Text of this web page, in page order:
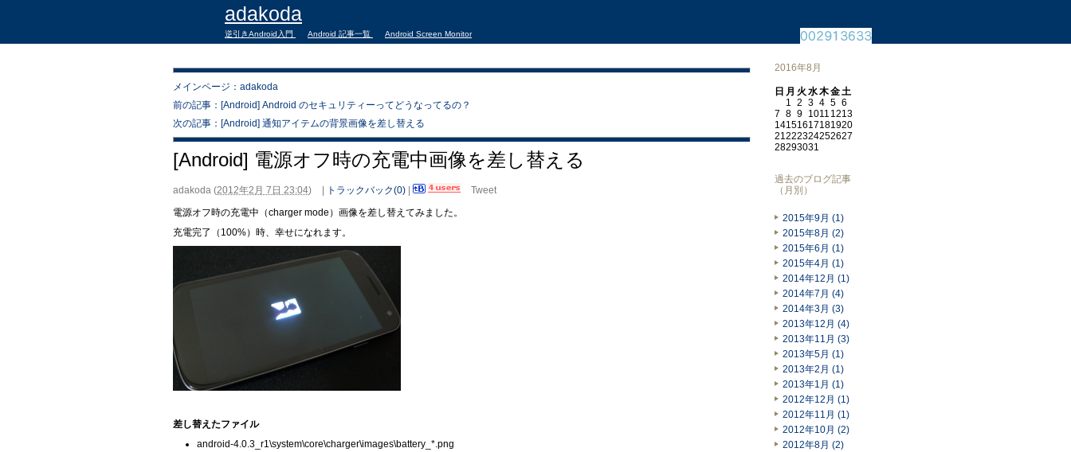
adakoda
逆引きAndroid入門 Android 記事一覧 Android Screen Monitor
メインページ：adakoda
前の記事：[Android] Android のセキュリティーってどうなってるの？
次の記事：[Android] 通知アイテムの背景画像を差し替える
[Android] 電源オフ時の充電中画像を差し替える
adakoda (2012年2月 7日 23:04) トラックバック(0)
Tweet
電源オフ時の充電中（charger mode）画像を差し替えてみました。
充電完了（100%）時、幸せになれます。
差し替えたファイル
android-4.0.3_r1\system\core\charger\images\battery_*.png
2016年8月
日 月 火 水木金土
1 2 3 4 5 6
7 8 9 1011 1213
14151617181920
21222324252627
28293031
過去のブログ記事
（月別）
2015年9月 (1)
2015年8月 (2)
2015年6月 (1)
2015年4月 (1)
2014年12月 (1)
2014年7月 (4)
2014年3月 (3)
2013年12月 (4)
2013年11月 (3)
2013年5月 (1)
2013年2月 (1)
2013年1月 (1)
2012年12月 (1)
2012年11月 (1)
2012年10月 (2)
2012年8月 (2)